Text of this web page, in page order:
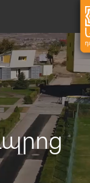
button